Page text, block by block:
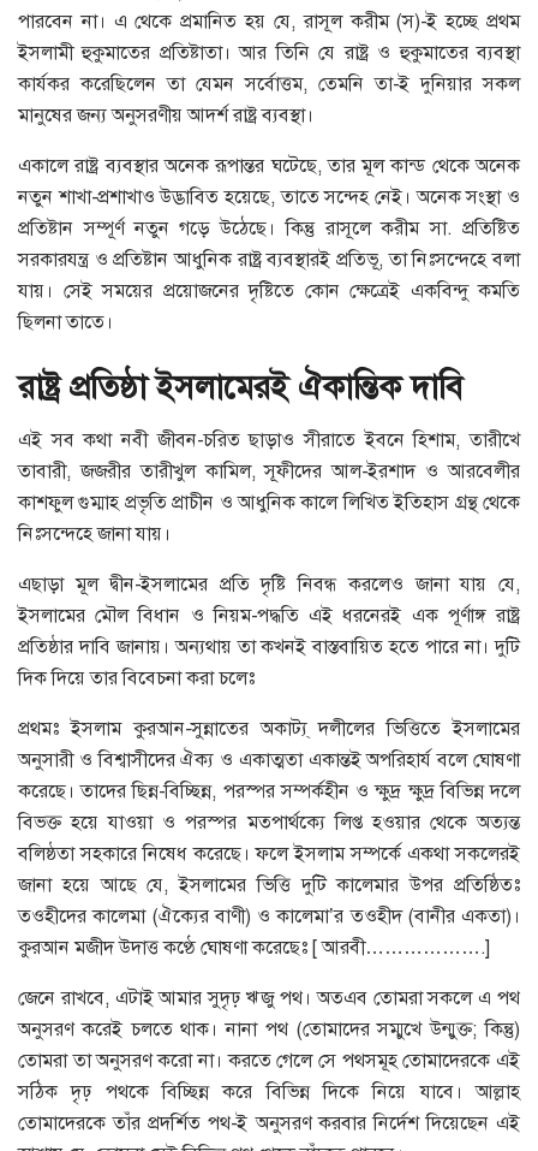
পারবেন না। এ থেকে প্রমানিত হয় যে, রাসূল করীম (স)-ই হচ্ছে প্রথম
ইসলামী হুকুমাতের প্রতিষ্টাতা। আর তিনি যে রাষ্ট্র ও হুকুমাতের ব্যবস্থা
কার্যকর করেছিলেন তা যেমন সর্বোত্তম, তেমনি তা-ই দুনিয়ার সকল
মানুষের জন্য অনুসরণীয় আদর্শ রাষ্ট্র ব্যবস্থা।
একালে রাষ্ট্র ব্যবস্থার অনেক রূপান্তর ঘটেছে, তার মূল কান্ড থেকে অনেক
নতুন শাখা-প্রশাখাও উদ্ভাবিত হয়েছে, তাতে সন্দেহ নেই। অনেক সংস্থা ও
প্রতিষ্টান সম্পূর্ণ নতুন গড়ে উঠেছে। কিন্তু রাসূলে করীম সা. প্রতিষ্টিত
সরকারযন্ত্র ও প্রতিষ্টান আধুনিক রাষ্ট্র ব্যবস্থারই প্রতিভূ, তা নিঃসন্দেহে বলা
যায়। সেই সময়ের প্রয়োজনের দৃষ্টিতে কোন ক্ষেত্রেই একবিন্দু কমতি
ছিলনা তাতে।
রাষ্ট্র প্রতিষ্ঠা ইসলামেরই ঐকান্তিক দাবি
এই সব কথা নবী জীবন-চরিত ছাড়াও সীরাতে ইবনে হিশাম, তারীখে
তাবারী, জজরীর তারীখুল কামিল, সূফীদের আল-ইরশাদ ও আরবেলীর
কাশফুল গুম্মাহ প্রভৃতি প্রাচীন ও আধুনিক কালে লিখিত ইতিহাস গ্রন্থ থেকে
নিঃসন্দেহে জানা যায়।
এছাড়া মূল দ্বীন-ইসলামের প্রতি দৃষ্টি নিবন্ধ করলেও জানা যায় যে,
ইসলামের মৌল বিধান ও নিয়ম-পদ্ধতি এই ধরনেরই এক পূর্ণাঙ্গ রাষ্ট্র
প্রতিষ্ঠার দাবি জানায়। অন্যথায় তা কখনই বাস্তবায়িত হতে পারে না। দুটি
দিক দিয়ে তার বিবেচনা করা চলেঃ
প্রথমঃ ইসলাম কুরআন-সুন্নাতের অকাট্য্ দলীলের ভিত্তিতে ইসলামের
অনুসারী ও বিশ্বাসীদের ঐক্য ও একাত্মতা একান্তই অপরিহার্য বলে ঘোষণা
করেছে। তাদের ছিন্ন-বিচ্ছিন্ন, পরস্পর সম্পর্কহীন ও ক্ষুদ্র ক্ষুদ্র বিভিন্ন দলে
বিভক্ত হয়ে যাওয়া ও পরস্পর মতপার্থক্যে লিপ্ত হওয়ার থেকে অত্যন্ত
বলিষ্ঠতা সহকারে নিষেধ করেছে। ফলে ইসলাম সম্পর্কে একথা সকলেরই
জানা হয়ে আছে যে, ইসলামের ভিত্তি দুটি কালেমার উপর প্রতিষ্ঠিতঃ
তওহীদের কালেমা (ঐক্যের বাণী) ও কালেমা’র তওহীদ (বানীর একতা)।
কুরআন মজীদ উদাত্ত কণ্ঠে ঘোষণা করেছেঃ [ আরবী……………….]
জেনে রাখবে, এটাই আমার সুদৃঢ় ঋজু পথ। অতএব তোমরা সকলে এ পথ
অনুসরণ করেই চলতে থাক। নানা পথ (তোমাদের সম্মুখে উন্মুক্ত; কিন্তু)
তোমরা তা অনুসরণ করো না। করতে গেলে সে পথসমূহ তোমাদেরকে এই
সঠিক দৃঢ় পথকে বিচ্ছিন্ন করে বিভিন্ন দিকে নিয়ে যাবে। আল্লাহ
তোমাদেরকে তাঁর প্রদর্শিত পথ-ই অনুসরণ করবার নির্দেশ দিয়েছেন এই